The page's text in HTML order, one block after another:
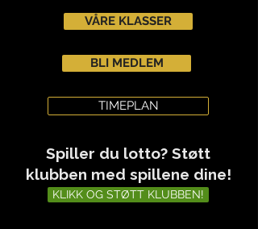
VÅRE KLASSER
BLI MEDLEM
TIMEPLAN
Spiller du lotto? Støtt
klubben med spillene dine!
KLIKK OG STØTT KLUBBEN!